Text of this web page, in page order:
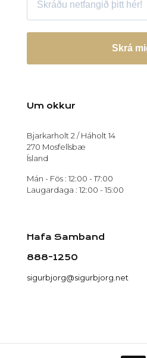
Skrá
Um okkur
Bjarkarholt 2 / Háholt 14
270 Mosfellsbæ
Ísland
Mán - Fös : 12:00 - 17:00
Laugardaga : 12:00 - 15:00
Hafa Samband
888-1250
sigurbjorg@sigurbjorg.net